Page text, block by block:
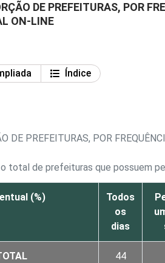
DE PREFEITURAS, POR
ON-LINE
Índice
DE PREFEITURAS, POR
total de prefeituras que possuem
(%)
Todos
os
dias
44